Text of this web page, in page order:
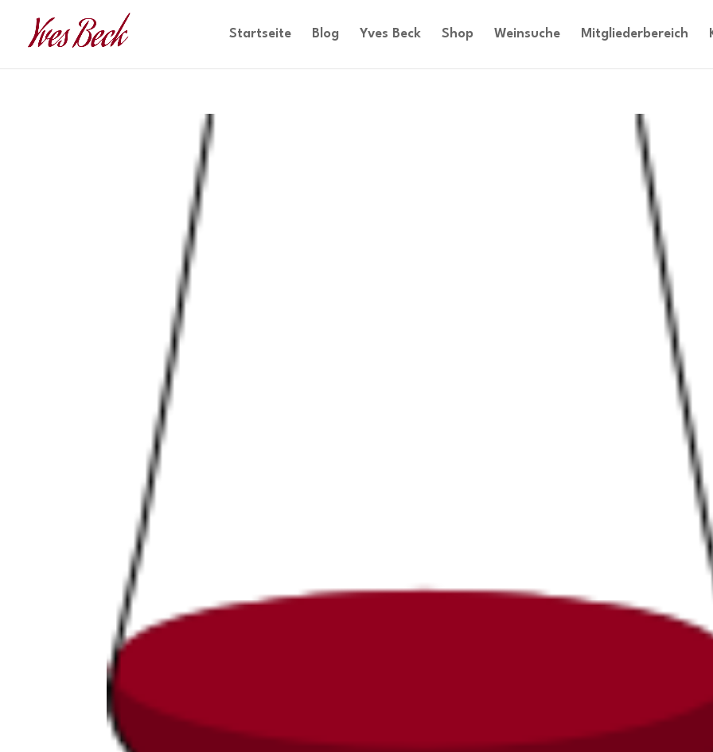
Startseite Blog Yves Beck Shop Weinsuche Mitgliederbereich